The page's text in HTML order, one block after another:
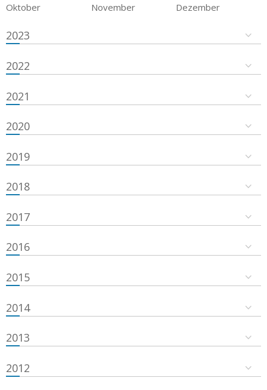
Oktober
November Dezember
2023
2022
2021
2020
2019
2018
2017
2016
2015
2014
2013
2012